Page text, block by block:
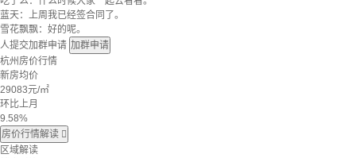
蓝天：上周我已经签合同了。
雪花飘飘：好的呢。
人提交加群申请 加群申请
杭州房价行情
新房均价
29083元/㎡
环比上月
9.58%
房价行情解读 
区域解读